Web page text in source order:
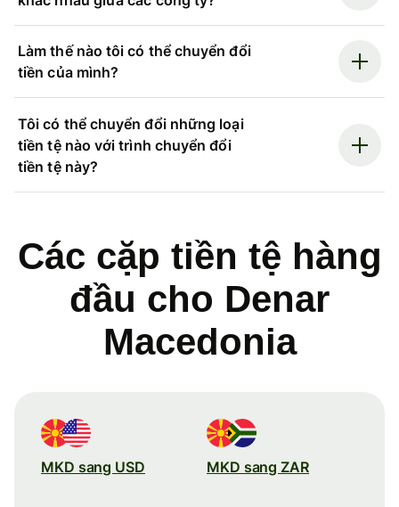
Làm thế nào tôi có thể chuyển đổi
tiền của mình?
Tôi có thể chuyển đổi những loại
tiền tệ nào với trình chuyển đổi
tiền tệ này?
Các cặp tiền tệ hàng
đầu cho Denar
Macedonia
MKD sang USD MKD sang ZAR